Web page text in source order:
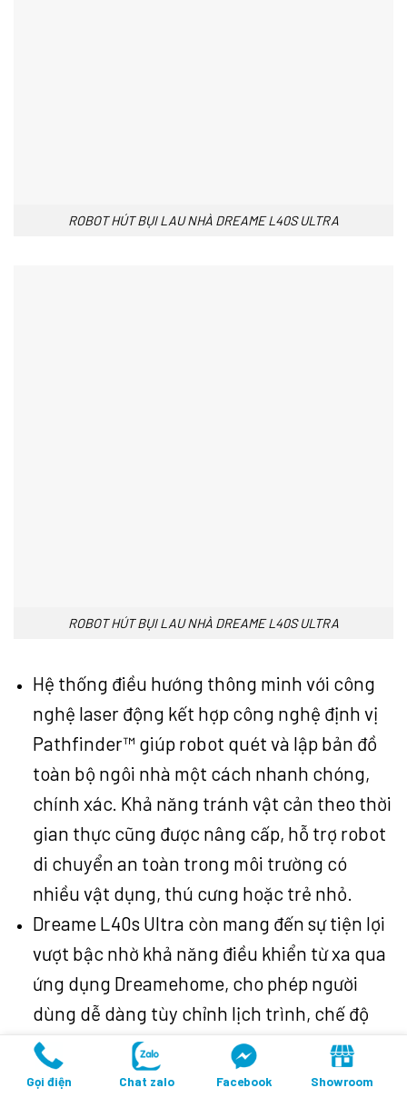
ROBOT HÚT BỤI LAU NHÀ DREAME L40S ULTRA
ROBOT HÚT BỤI LAU NHÀ DREAME L40S ULTRA
Hệ thống điều hướng thông minh với công
nghệ laser động kết hợp công nghệ định vị
Pathfinder™ giúp robot quét và lập bản đồ
toàn bộ ngôi nhà một cách nhanh chóng,
chính xác. Khả năng tránh vật cản theo thời
gian thực cũng được nâng cấp, hỗ trợ robot
di chuyển an toàn trong môi trường có
nhiều vật dụng, thú cưng hoặc trẻ nhỏ.
Dreame L40s Ultra còn mang đến sự tiện lợi
vượt bậc nhờ khả năng điều khiển từ xa qua
ứng dụng Dreamehome, cho phép người
dùng dễ dàng tùy chỉnh lịch trình, chế độ
làm sạch hay theo dõi hoạt động của robot ở
bất cứ đâu.
Gọi điện Chat zalo Facebook Showroom